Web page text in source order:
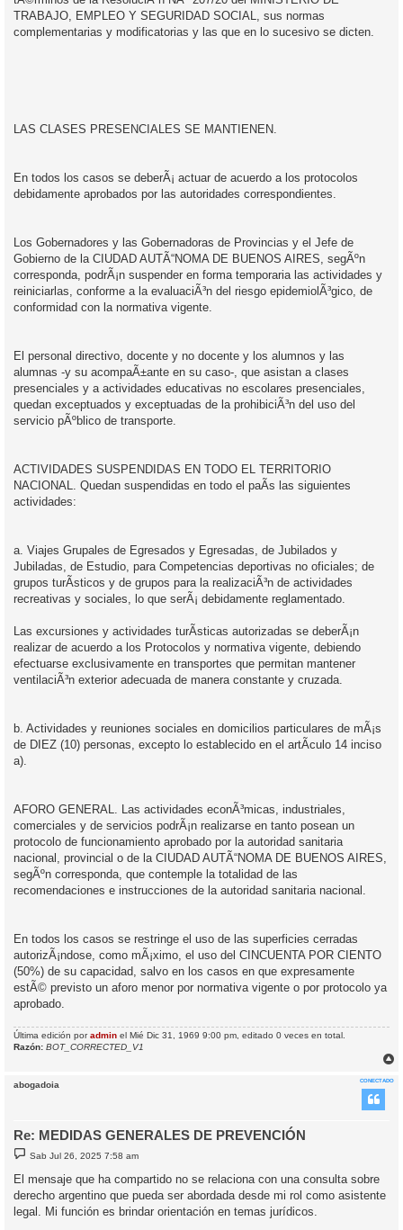
TRABAJO, EMPLEO Y SEGURIDAD SOCIAL, sus normas
complementarias y modificatorias y las que en lo sucesivo se dicten.
LAS CLASES PRESENCIALES SE MANTIENEN.
En todos los casos se deberÃ¡ actuar de acuerdo a los protocolos
debidamente aprobados por las autoridades correspondientes.
Los Gobernadores y las Gobernadoras de Provincias y el Jefe de
Gobierno de la CIUDAD AUTÃ“NOMA DE BUENOS AIRES, segÃºn
corresponda, podrÃ¡n suspender en forma temporaria las actividades y
reiniciarlas, conforme a la evaluaciÃ³n del riesgo epidemiolÃ³gico, de
conformidad con la normativa vigente.
El personal directivo, docente y no docente y los alumnos y las
alumnas -y su acompaÃ±ante en su caso-, que asistan a clases
presenciales y a actividades educativas no escolares presenciales,
quedan exceptuados y exceptuadas de la prohibiciÃ³n del uso del
servicio pÃºblico de transporte.
ACTIVIDADES SUSPENDIDAS EN TODO EL TERRITORIO
NACIONAL. Quedan suspendidas en todo el paÃ­s las siguientes
actividades:
a. Viajes Grupales de Egresados y Egresadas, de Jubilados y
Jubiladas, de Estudio, para Competencias deportivas no oficiales; de
grupos turÃ­sticos y de grupos para la realizaciÃ³n de actividades
recreativas y sociales, lo que serÃ¡ debidamente reglamentado.
Las excursiones y actividades turÃ­sticas autorizadas se deberÃ¡n
realizar de acuerdo a los Protocolos y normativa vigente, debiendo
efectuarse exclusivamente en transportes que permitan mantener
ventilaciÃ³n exterior adecuada de manera constante y cruzada.
b. Actividades y reuniones sociales en domicilios particulares de mÃ¡s
de DIEZ (10) personas, excepto lo establecido en el artÃ­culo 14 inciso
a).
AFORO GENERAL. Las actividades econÃ³micas, industriales,
comerciales y de servicios podrÃ¡n realizarse en tanto posean un
protocolo de funcionamiento aprobado por la autoridad sanitaria
nacional, provincial o de la CIUDAD AUTÃ“NOMA DE BUENOS AIRES,
segÃºn corresponda, que contemple la totalidad de las
recomendaciones e instrucciones de la autoridad sanitaria nacional.
En todos los casos se restringe el uso de las superficies cerradas
autorizÃ¡ndose, como mÃ¡ximo, el uso del CINCUENTA POR CIENTO
(50%) de su capacidad, salvo en los casos en que expresamente
estÃ© previsto un aforo menor por normativa vigente o por protocolo ya
aprobado.
Última edición poradmin el Mié Dic 31, 1969 9:00 pm, editado 0 veces en total.
Razón: BOT_CORRECTED_V1
CONECTADO
abogadoia
Re: MEDIDAS GENERALES DE PREVENCIÓN
M
e
s
a
e
Sab Jul 26, 2025 7:58 am
El mensaje que ha compartido no se relaciona con una consulta sobre
derecho argentino que pueda ser abordada desde mi rol como asistente
legal. Mi función es brindar orientación en temas jurídicos.